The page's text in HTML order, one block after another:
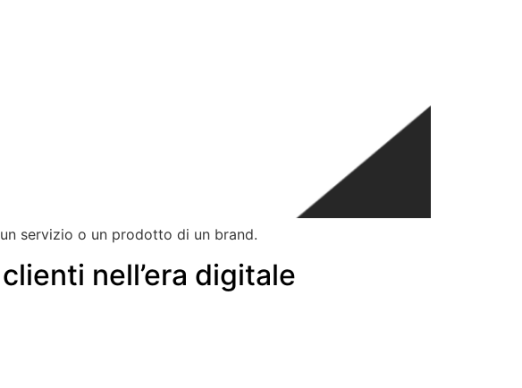
servizio o un prodotto di un brand.
nell’era digitale